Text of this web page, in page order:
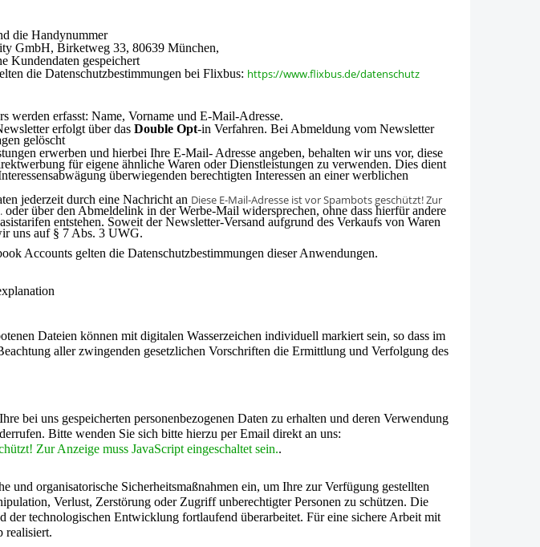
die Handynummer
GmbH, Birketweg 33, 80639 München,
Kundendaten gespeichert
die Datenschutzbestimmungen bei Flixbus: https://www.flixbus.de/datenschutz
werden erfasst: Name, Vorname und E-Mail-Adresse.
erfolgt über dasDouble Opt-inVerfahren. Bei Abmeldung vom Newsletter
gelöscht
erwerben und hierbei Ihre E-Mail- Adresse angeben, behalten wir uns vor, diese
für eigene ähnliche Waren oder Dienstleistungen zu verwen­den. Dies dient
überwiegenden berechtigten Interessen an einer werblichen
jederzeit durch eine Nachricht an Diese E-Mail-Adresse ist vor Spambots geschützt! Zur
oder über den Abmeldelink in der Werbe-Mail widersprechen, ohne dass hierfür an­dere
entstehen. Soweit der Newsletter-Versand aufgrund des Ver­kaufs von Waren
uns auf § 7 Abs. 3 UWG.
Accounts gelten die Datenschutzbestimmungen dieser Anwendungen.
Dateien können mit digitalen Wasserzeichen individuell markiert sein, so dass im
aller zwingenden gesetzlichen Vorschriften die Ermittlung und Verfolgung des
bei uns gespeicherten personenbezogenen Daten zu erhalten und deren Verwendung
Bitte wenden Sie sich bitte hierzu per Email direkt an uns:
Zur Anzeige muss JavaScript eingeschaltet sein..
und organisatorische Sicherheitsmaßnahmen ein, um Ihre zur Verfügung gestellten
Verlust, Zerstörung oder Zugriff unberechtigter Personen zu schützen. Die
der technologischen Entwicklung fortlaufend überarbeitet. Für eine sichere Arbeit mit
realisiert.